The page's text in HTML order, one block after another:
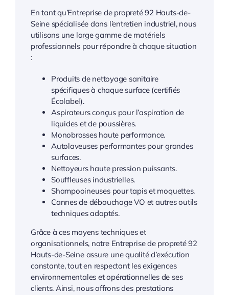
En tant qu’Entreprise de propreté 92 Hauts-de-
Seine spécialisée dans l’entretien industriel, nous
utilisons une large gamme de matériels
professionnels pour répondre à chaque situation
:
Produits de nettoyage sanitaire
spécifiques à chaque surface (certifiés
Écolabel).
Aspirateurs conçus pour l’aspiration de
liquides et de poussières.
Monobrosses haute performance.
Autolaveuses performantes pour grandes
surfaces.
Nettoyeurs haute pression puissants.
Souffleuses industrielles.
Shampooineuses pour tapis et moquettes.
Cannes de débouchage VO et autres outils
techniques adaptés.
Grâce à ces moyens techniques et
organisationnels, notre Entreprise de propreté 92
Hauts-de-Seine assure une qualité d’exécution
constante, tout en respectant les exigences
environnementales et opérationnelles de ses
clients. Ainsi, nous offrons des prestations